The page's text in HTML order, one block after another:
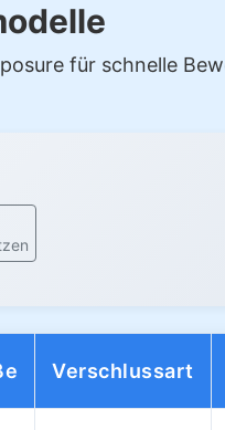
für schnelle
Verschlussart